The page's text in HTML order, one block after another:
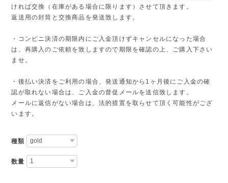
ければ交換（在庫がある場合に限ります）させて頂きます。
返送用の封筒と交換商品を発送致します。
・コンビニ決済の期限内にご入金頂けずキャンセルになった場合
は、再購入のご依頼を致しますので期限を確認の上、ご購入下さい
ませ。
・後払い決済をご利用の場合、発送通知から1ヶ月後にご入金の確
認が取れない場合は、ご入金の督促メールを送信致します。
メールに返信がない場合は、法的措置を取らせて頂く可能性がござ
います。
種類
数量